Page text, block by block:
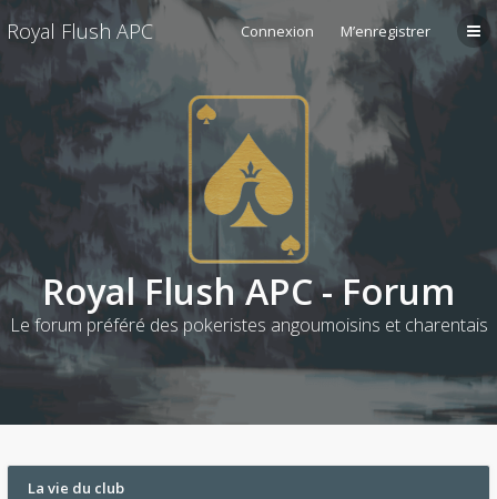
Royal Flush APC Connexion M’enregistrer
Royal Flush APC - Forum
Le forum préféré des pokeristes angoumoisins et charentais
La vie du club